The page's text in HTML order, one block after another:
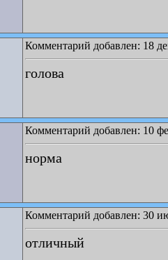
Комментарий добавлен: 18
голова
Комментарий добавлен: 10
норма
Комментарий добавлен: 30
отличный